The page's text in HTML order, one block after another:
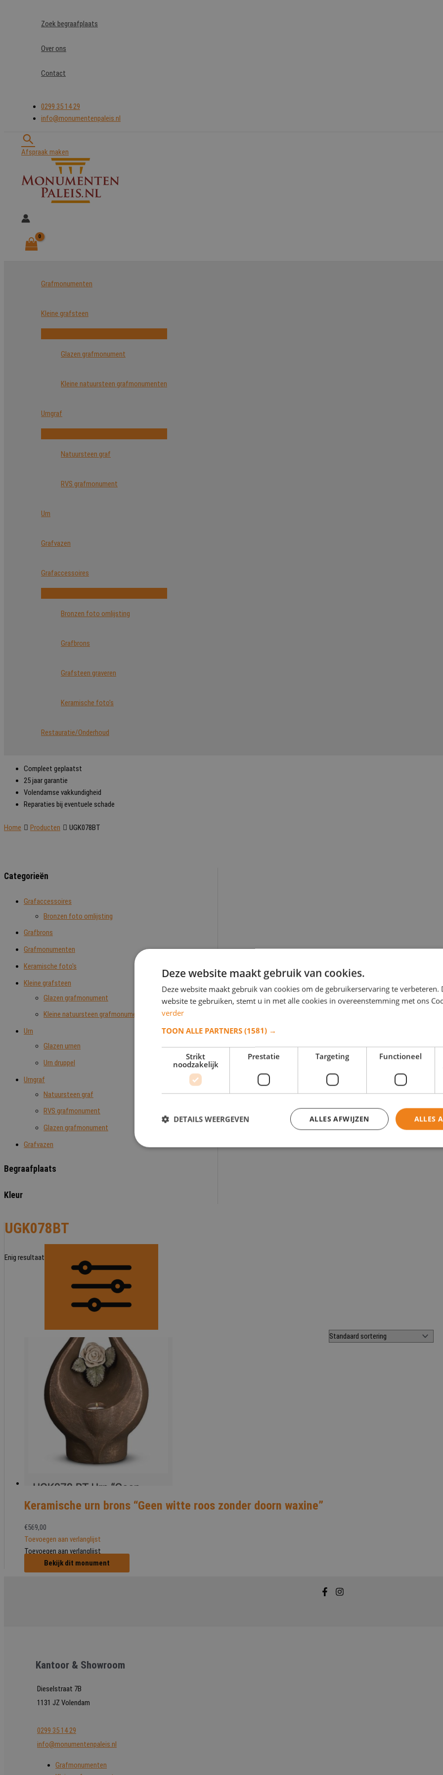
Zoek begraafplaats
Over ons
Contact
0299 35 14 29
info@monumentenpaleis.nl
Zoeken
Afspraak maken
Grafmonumenten
Kleine grafsteen
Glazen grafmonument
Kleine natuursteen grafmonumenten
Urngraf
Natuursteen graf
RVS grafmonument
Urn
Grafvazen
Grafaccessoires
Bronzen foto omlijsting
Grafbrons
Grafsteen graveren
Keramische foto’s
Restauratie/Onderhoud
Compleet geplaatst
25 jaar garantie
Volendamse vakkundigheid
Reparaties bij eventuele schade
Home Producten UGK078BT
Categorieën
Grafaccessoires
Bronzen foto omlijsting
Grafbrons
Grafmonumenten
Keramische foto's
Kleine grafsteen
Glazen grafmonument
Kleine natuursteen grafmonumenten
Urn
Glazen urnen
Urn druppel
Urngraf
Natuursteen graf
RVS grafmonument
Glazen grafmonument
Grafvazen
Begraafplaats
Kleur
UGK078BT
Enig resultaat
Keramische urn brons “Geen witte roos zonder doorn waxine”
€569,00
Toevoegen aan verlanglijst
Toevoegen aan verlanglijst
Bekijk dit monument
Kantoor & Showroom
Dieselstraat 7B
1131 JZ Volendam
0299 35 14 29
info@monumentenpaleis.nl
Grafmonumenten
Deze website maakt gebruik van cookies.
Deze website maakt gebruik van cookies om de gebruikerservaring te verbeteren.
website te gebruiken, stemt u in met alle cookies in overeenstemming met ons
verder
TOON ALLE PARTNERS (1581) →
Strikt
noodzakelijk
Prestatie Targeting Functioneel
ALLES
ALLES AFWIJZEN
DETAILS WEERGEVEN